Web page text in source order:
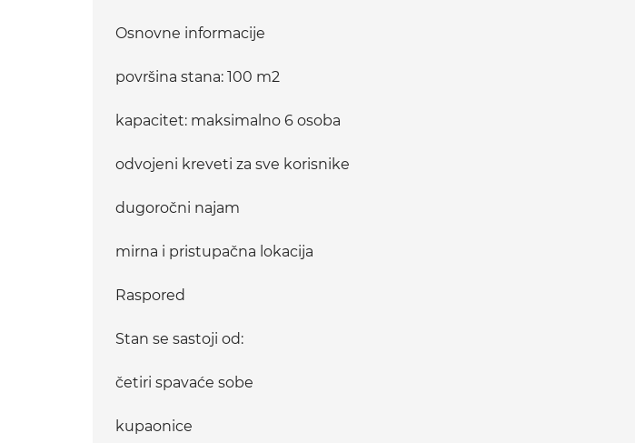
Osnovne informacije
površina stana: 100 m2
kapacitet: maksimalno 6 osoba
odvojeni kreveti za sve korisnike
dugoročni najam
mirna i pristupačna lokacija
Raspored
Stan se sastoji od:
četiri spavaće sobe
kupaonice